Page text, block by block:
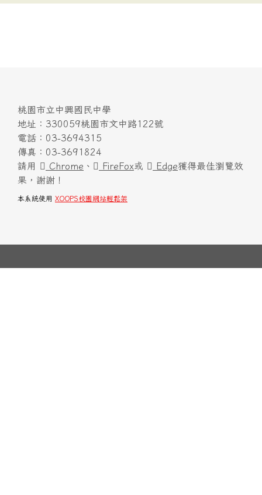
桃園市立中興國民中學
地址：330059桃園市文中路122號
電話：03-3694315
傳真：03-3691824
請用
Chrome 、 FireFox或 Edge獲得最佳瀏覽效
果，謝謝！
本系統使用 XOOPS校園網站輕鬆架